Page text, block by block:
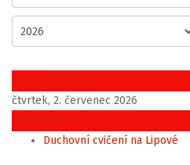
Předchozí den
čtvrtek, 2. červenec 2026
Následující den
Duchovní cvičení na Lipové